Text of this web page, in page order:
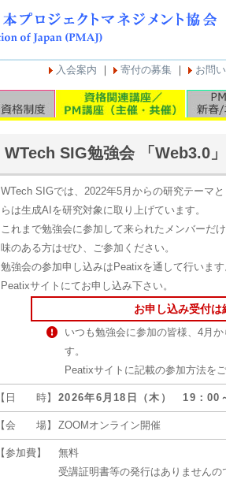
入会案内 ｜ 寄付の募集 ｜ お問
WTech SIG勉強会 「Web3.0
WTech SIGでは、2022年5月からの研究テーマ
らは生成AIを研究対象に取り上げています。
これまで勉強会に参加して来られたメンバーだ
味のある方はぜひ、ご参加ください。
勉強会の参加申し込みはPeatixを通して行いま
Peatixサイトにてお申し込み下さい。
お申し込み受付は
いつも勉強会に参加の皆様、4月
す。
Peatixサイトに記載の参加方法をご
【日 時】 2026年6月18日（木） 19：00
【会 場】 ZOOMオンライン開催
【参加費】
無料
受講証明書等の発行はありませんの